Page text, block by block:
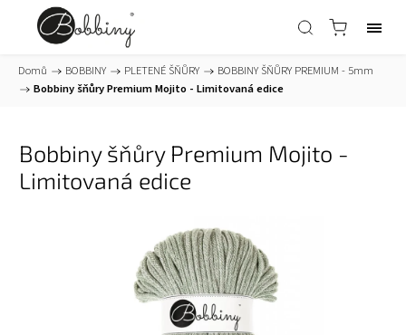
Domů / BOBBINY / PLETENÉ ŠŇŮRY /
BOBBINY ŠŇŮRY PREMIUM - 5mm
/
Bobbiny šňůry Premium Mojito - Limitovaná edice
Bobbiny šňůry Premium Mojito -
Limitovaná edice